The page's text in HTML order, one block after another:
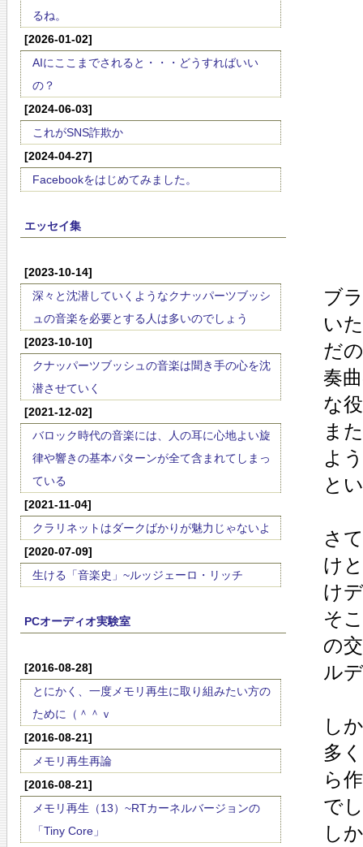
るね。
[2026-01-02]
AIにここまでされると・・・どうすればいい
の？
[2024-06-03]
これがSNS詐欺か
[2024-04-27]
Facebookをはじめてみました。
エッセイ集
[2023-10-14]
深々と沈潜していくようなクナッパーツブッシ
ュの音楽を必要とする人は多いのでしょう
[2023-10-10]
クナッパーツブッシュの音楽は聞き手の心を沈
潜させていく
[2021-12-02]
バロック時代の音楽には、人の耳に心地よい旋
律や響きの基本パターンが全て含まれてしまっ
ている
[2021-11-04]
クラリネットはダークばかりが魅力じゃないよ
[2020-07-09]
生ける「音楽史」~ルッジェーロ・リッチ
PCオーディオ実験室
[2016-08-28]
とにかく、一度メモリ再生に取り組みたい方の
ために（＾＾ｖ
[2016-08-21]
メモリ再生再論
[2016-08-21]
メモリ再生（13）~RTカーネルバージョンの
「Tiny Core」
ブ
い
だ
奏
な
ま
よ
と
さ
け
け
そ
の
ル
し
多
ら
で
し